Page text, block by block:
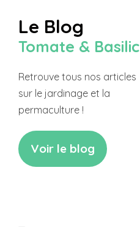
Le Blog
Tomate & Basilic
Retrouve tous nos articles
sur le jardinage et la
permaculture !
Voir le blog